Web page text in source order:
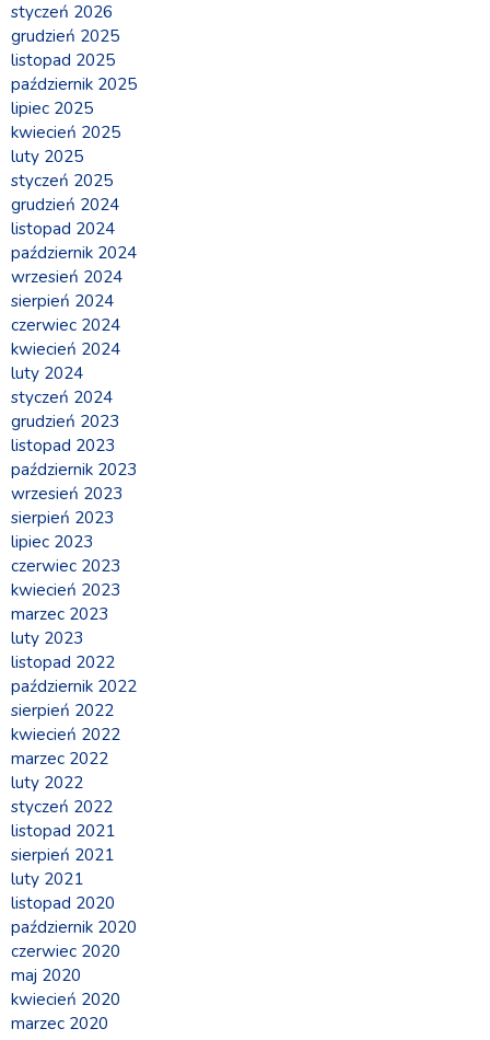
styczeń 2026
grudzień 2025
listopad 2025
październik 2025
lipiec 2025
kwiecień 2025
luty 2025
styczeń 2025
grudzień 2024
listopad 2024
październik 2024
wrzesień 2024
sierpień 2024
czerwiec 2024
kwiecień 2024
luty 2024
styczeń 2024
grudzień 2023
listopad 2023
październik 2023
wrzesień 2023
sierpień 2023
lipiec 2023
czerwiec 2023
kwiecień 2023
marzec 2023
luty 2023
listopad 2022
październik 2022
sierpień 2022
kwiecień 2022
marzec 2022
luty 2022
styczeń 2022
listopad 2021
sierpień 2021
luty 2021
listopad 2020
październik 2020
czerwiec 2020
maj 2020
kwiecień 2020
marzec 2020